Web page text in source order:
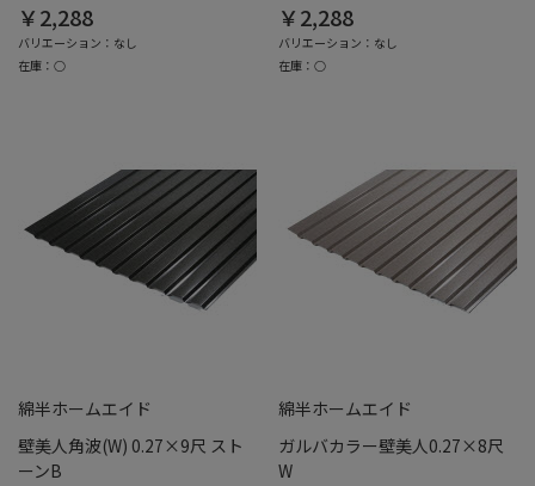
￥2,288
バリエーション：なし
在庫：○
￥2,288
バリエーション：なし
在庫：○
綿半ホームエイド
壁美人角波(W) 0.27×9尺 スト
ーンB
綿半ホームエイド
ガルバカラー壁美人0.27×8尺
W